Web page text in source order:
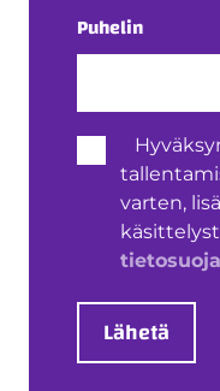
Puhelin
Henkilötietojen
käsittely*
varten,
Lähetä